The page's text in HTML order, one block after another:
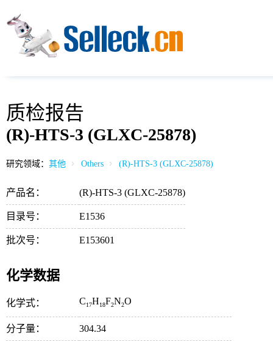
质检报告
(R)-HTS-3 (GLXC-25878)
研究领域： 其他 Others (R)-HTS-3 (GLXC-25878)
产品名： (R)-HTS-3 (GLXC-25878)
目录号： E1536
批次号： E153601
化学数据
化学式： C17H18F2N2O
分子量： 304.34